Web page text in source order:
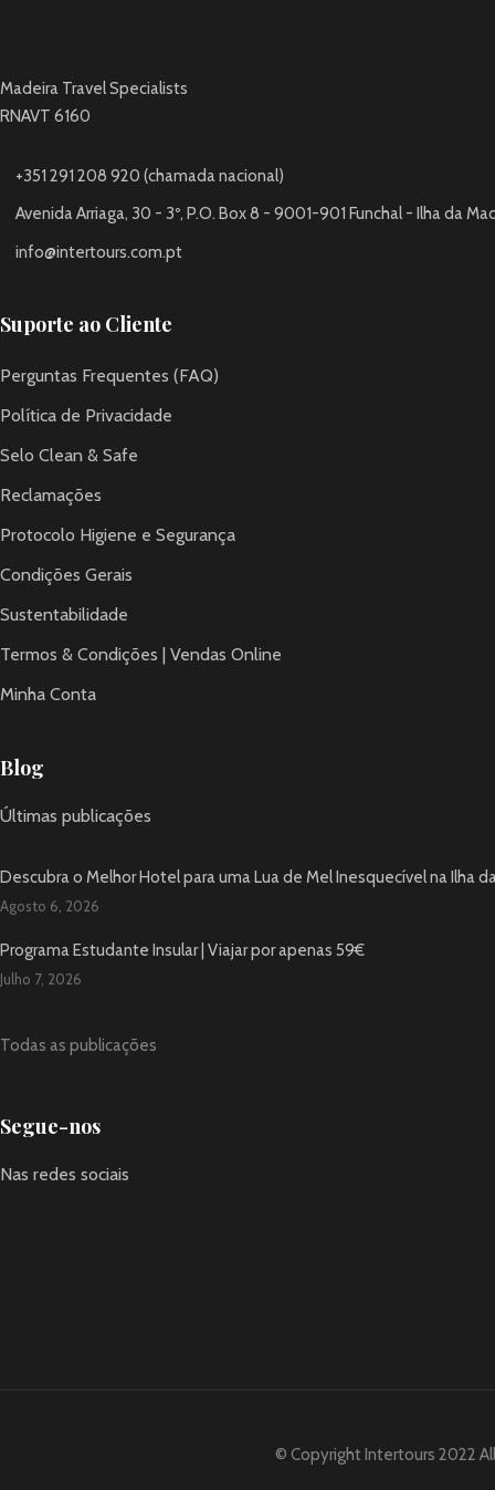
Madeira Travel Specialists
RNAVT 6160
+351 291 208 920 (chamada nacional)
Avenida Arriaga, 30 - 3º, P.O. Box 8 - 9001-901 Funchal - Ilha da
info@intertours.com.pt
Suporte ao Cliente
Perguntas Frequentes (FAQ)
Política de Privacidade
Selo Clean & Safe
Reclamações
Protocolo Higiene e Segurança
Condições Gerais
Sustentabilidade
Termos & Condições | Vendas Online
Minha Conta
Blog
Últimas publicações
Descubra o Melhor Hotel para uma Lua de Mel Inesquecível na Ilha
Agosto 6, 2026
Programa Estudante Insular | Viajar por apenas 59€
Julho 7, 2026
Todas as publicações
Segue-nos
Nas redes sociais
© Copyright Intertours 2022